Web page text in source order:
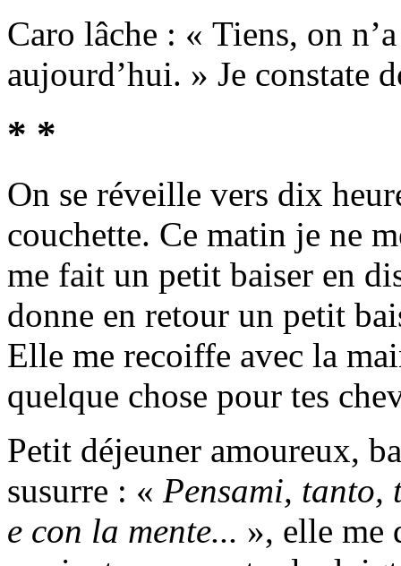
Caro lâche : « Tiens, on
aujourd’hui. » Je constate
* *
On se réveille vers dix
couchette. Ce matin je ne
me fait un petit baiser en
donne en retour un petit
Elle me recoiffe avec la
quelque chose pour tes
Petit déjeuner amoureux,
susurre : « Pensami, tanto,
e con la mente... », elle me